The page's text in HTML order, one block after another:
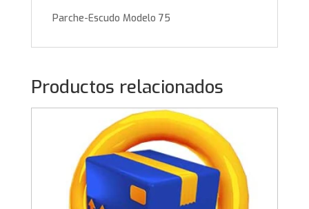
Parche-Escudo Modelo 75
Productos relacionados